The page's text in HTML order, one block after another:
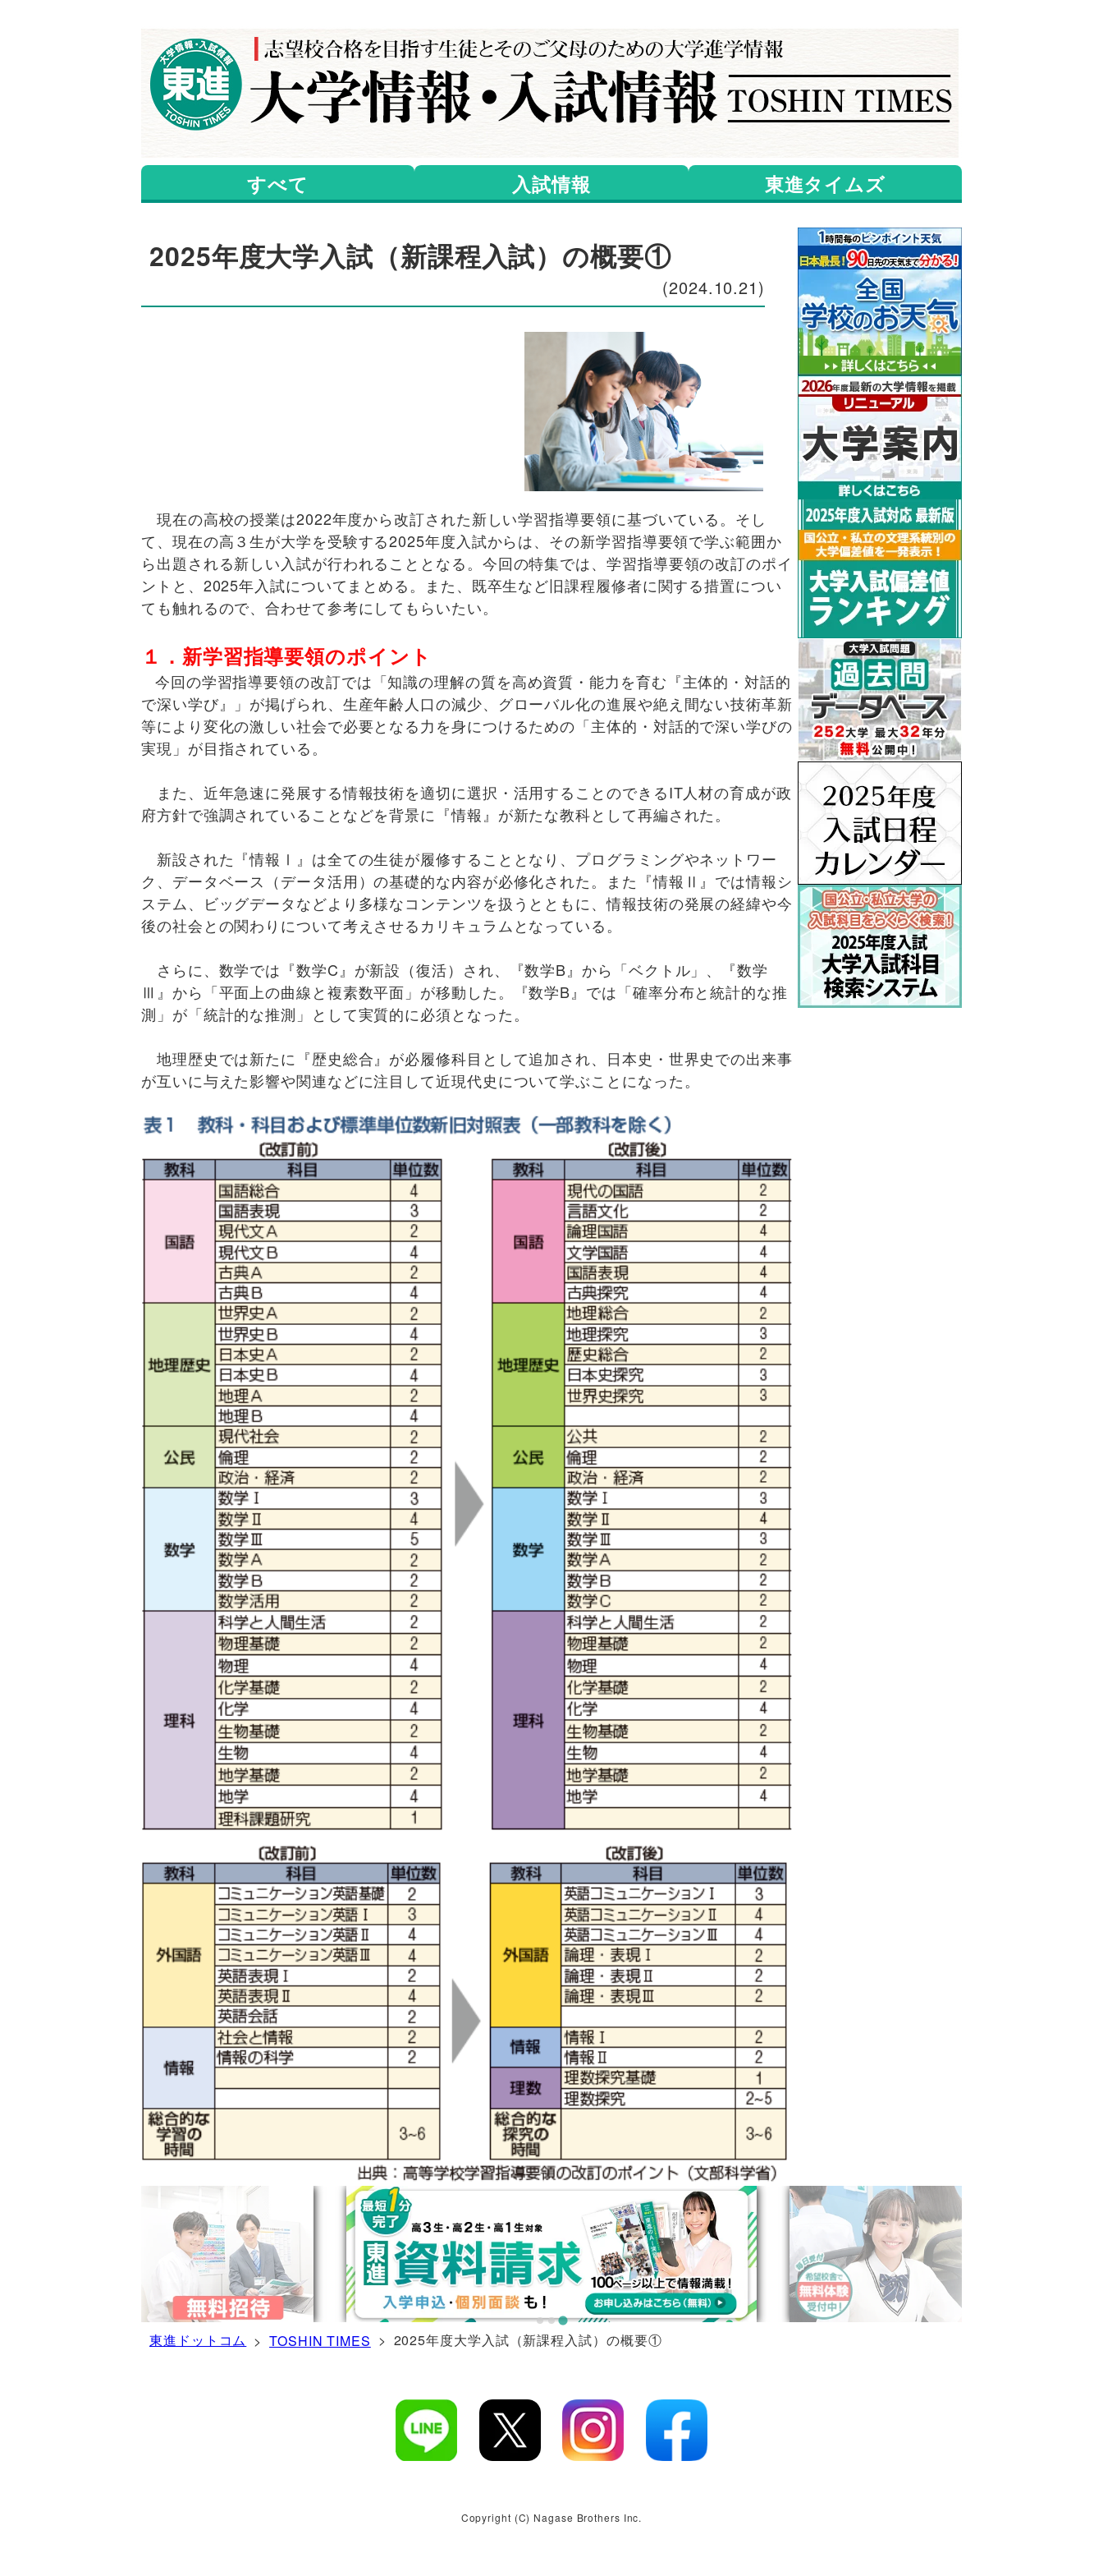
すべて 入試情報 東進タイムズ
2025年度大学入試（新課程入試）の概要①
(2024.10.21)
現在の高校の授業は2022年度から改訂された新しい学習指導要領に基づいている。そし
て、現在の高３生が大学を受験する2025年度入試からは、その新学習指導要領で学ぶ範囲か
ら出題される新しい入試が行われることとなる。今回の特集では、学習指導要領の改訂のポイ
ントと、2025年入試についてまとめる。また、既卒生など旧課程履修者に関する措置につい
ても触れるので、合わせて参考にしてもらいたい。
１．新学習指導要領のポイント
今回の学習指導要領の改訂では「知識の理解の質を高め資質・能力を育む『主体的・対話的
で深い学び』」が掲げられ、生産年齢人口の減少、グローバル化の進展や絶え間ない技術革新
等により変化の激しい社会で必要となる力を身につけるための「主体的・対話的で深い学びの
実現」が目指されている。
また、近年急速に発展する情報技術を適切に選択・活用することのできるIT人材の育成が政
府方針で強調されていることなどを背景に『情報』が新たな教科として再編された。
新設された『情報Ⅰ』は全ての生徒が履修することとなり、プログラミングやネットワー
ク、データベース（データ活用）の基礎的な内容が必修化された。また『情報Ⅱ』では情報シ
ステム、ビッグデータなどより多様なコンテンツを扱うとともに、情報技術の発展の経緯や今
後の社会との関わりについて考えさせるカリキュラムとなっている。
さらに、数学では『数学C』が新設（復活）され、『数学B』から「ベクトル」、『数学
Ⅲ』から「平面上の曲線と複素数平面」が移動した。『数学B』では「確率分布と統計的な推
測」が「統計的な推測」として実質的に必須となった。
地理歴史では新たに『歴史総合』が必履修科目として追加され、日本史・世界史での出来事
が互いに与えた影響や関連などに注目して近現代史について学ぶことになった。
東進ドットコム >TOSHIN TIMES > 2025年度大学入試（新課程入試）の概要①
Copyright (C) Nagase Brothers Inc.